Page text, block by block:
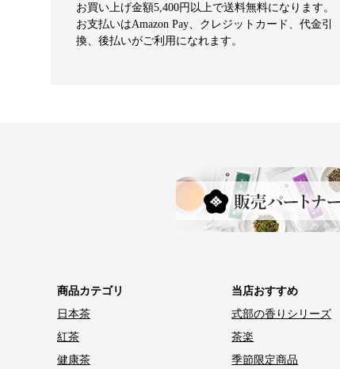
お買い上げ金額5,400円以上で送料無料になります。
お支払いはAmazon Pay、クレジットカード、代金引
換、後払いがご利用になれます。
商品カテゴリ
日本茶
紅茶
健康茶
当店おすすめ
式部の香りシリーズ
茶楽
季節限定商品